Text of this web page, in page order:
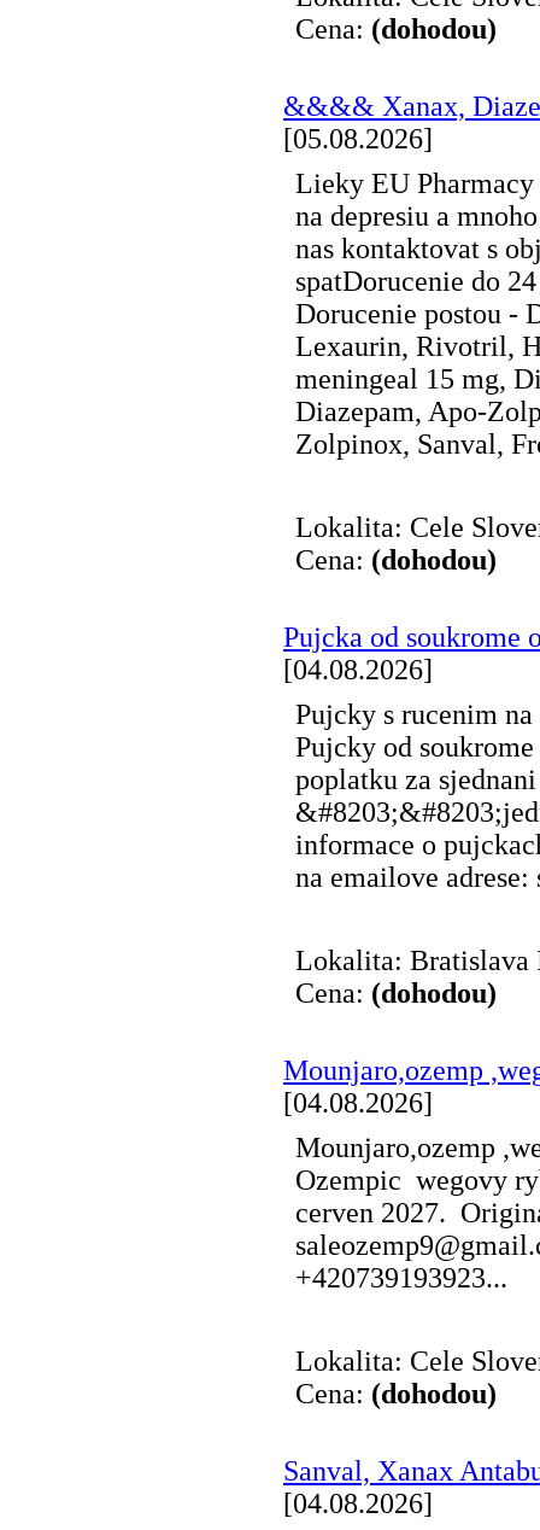
Cena: (dohodou)
&&&& Xanax,
[05.08.2026]
Lieky EU
na depresiu a
nas kontaktovat s
spatDorucenie do
Dorucenie postou -
Lexaurin, Rivotril,
meningeal 15 mg,
Diazepam, Apo-
Zolpinox, Sanval,
Lokalita: Cele
Cena: (dohodou)
Pujcka od soukrome
[04.08.2026]
Pujcky s rucenim
Pujcky od
poplatku za
informace o
na emailove
Lokalita: Bratislava
Cena: (dohodou)
Mounjaro,ozemp
[04.08.2026]
Mounjaro,ozemp
Ozempic wegovy
cerven 2027.
+420739193923...
Lokalita: Cele
Cena: (dohodou)
Sanval, Xanax
[04.08.2026]